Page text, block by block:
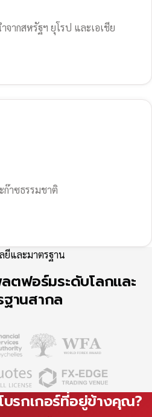
ากสหรัฐฯ ยุโรป และเอเชีย
าซธรรมชาติ
ยีและมาตรฐาน
ตฟอร์มระดับโลกและ
านสากล
บรกเกอร์ที่อยู่ข้างคุณ?